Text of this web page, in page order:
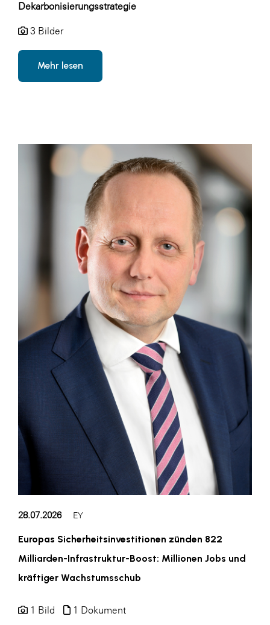
VALETTA
Verband Druck Medien Österreich
Wirtschaftskammer Salzburg
WKS Fachgruppe Fahrzeughandel und
Fahrzeugtechnik
Zühlke
Media
Dekarbonisierungsstrategie
3 Bilder
Mehr lesen
28.07.2026 EY
Europas Sicherheitsinvestitionen zünden 822
Milliarden-Infrastruktur-Boost: Millionen Jobs und
kräftiger Wachstumsschub
1 Bild 1 Dokument